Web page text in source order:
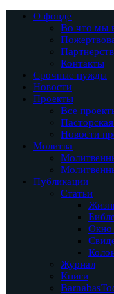
О фонде
Во что мы
Контакты
Срочные нужды
Новости
Проекты
Все
Новости
Молитва
Публикации
Статьи
Окно
Журнал
Книги